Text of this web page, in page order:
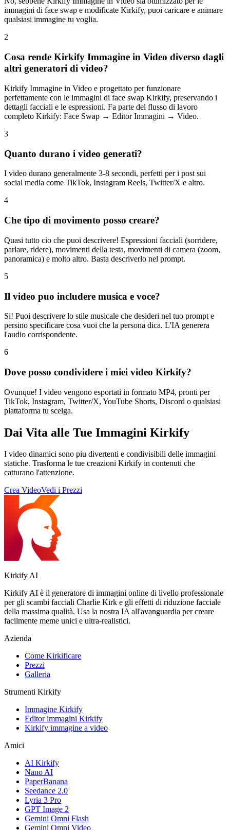
immagini di face swap e modificate Kirkify, puoi caricare e animare
qualsiasi immagine tu voglia.
2
Cosa rende Kirkify Immagine in Video diverso dagli
altri generatori di video?
Kirkify Immagine in Video e progettato per funzionare
perfettamente con le immagini di face swap Kirkify, preservando i
dettagli facciali e le espressioni. Fa parte del flusso di lavoro
completo Kirkify: Face Swap → Editor Immagini → Video.
3
Quanto durano i video generati?
I video durano generalmente 3-8 secondi, perfetti per i post sui
social media come TikTok, Instagram Reels, Twitter/X e altro.
4
Che tipo di movimento posso creare?
Quasi tutto cio che puoi descrivere! Espressioni facciali (sorridere,
parlare, ridere), movimenti della testa, movimenti di camera (zoom,
panoramica) e molto altro. Basta descriverlo nel prompt.
5
Il video puo includere musica e voce?
Si! Puoi descrivere lo stile musicale che desideri nel tuo prompt e
persino specificare cosa vuoi che la persona dica. L'IA generera
l'audio corrispondente.
6
Dove posso condividere i miei video Kirkify?
Ovunque! I video vengono esportati in formato MP4, pronti per
TikTok, Instagram, Twitter/X, YouTube Shorts, Discord o qualsiasi
piattaforma tu scelga.
Dai Vita alle Tue Immagini Kirkify
I video dinamici sono piu divertenti e condivisibili delle immagini
statiche. Trasforma le tue creazioni Kirkify in contenuti che
catturano l'attenzione.
Crea VideoVedi i Prezzi
Kirkify AI
Kirkify AI è il generatore di immagini online di livello professionale
per gli scambi facciali Charlie Kirk e gli effetti di riduzione facciale
della massima qualità. Usa la nostra IA all'avanguardia per creare
facilmente meme unici e ultra-realistici.
Azienda
Come Kirkificare
Prezzi
Galleria
Strumenti Kirkify
Immagine Kirkify
Editor immagini Kirkify
Kirkify immagine a video
Amici
AI Kirkify
Nano AI
PaperBanana
Seedance 2.0
Lyria 3 Pro
GPT Image 2
Gemini Omni Flash
Gemini Omni Video